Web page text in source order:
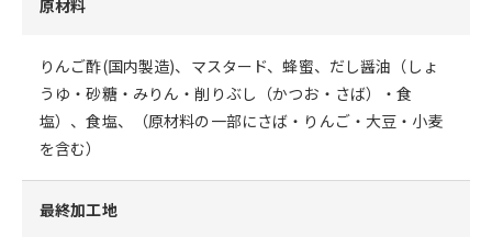
原材料
りんご酢(国内製造)、マスタード、蜂蜜、だし醤油（しょ
うゆ・砂糖・みりん・削りぶし（かつお・さば）・食
塩）、食塩、（原材料の一部にさば・りんご・大豆・小麦
を含む）
最終加工地